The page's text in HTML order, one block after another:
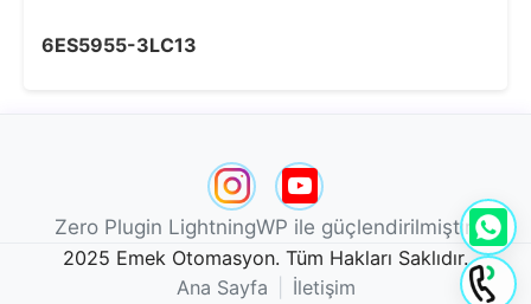
6ES5955-3LC13
Zero Plugin LightningWP ile güçlendirilmiştir.
2025 Emek Otomasyon. Tüm Hakları Saklıdır.
Ana Sayfa
İletişim